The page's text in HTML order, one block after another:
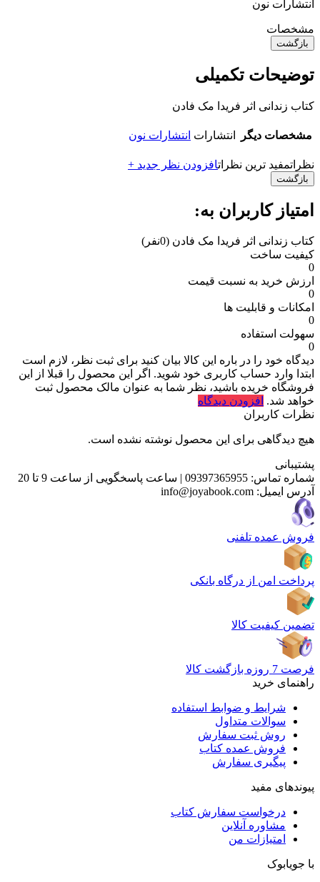
انتشارات نون
مشخصات
بازگشت
توضیحات تکمیلی
کتاب زندانی اثر فریدا مک فادن
مشخصات دیگر انتشارات انتشارات نون
نظراتمفید ترین نظراتافزودن نظر جدید +
بازگشت
امتیاز کاربران به:
کتاب زندانی اثر فریدا مک فادن (0نفر)
کیفیت ساخت
0
ارزش خرید به نسبت قیمت
0
امکانات و قابلیت ها
0
سهولت استفاده
0
دیدگاه خود را در باره این کالا بیان کنید برای ثبت نظر، لازم است
ابتدا وارد حساب کاربری خود شوید. اگر این محصول را قبلا از این
فروشگاه خریده باشید، نظر شما به عنوان مالک محصول ثبت
خواهد شد. افزودن دیدگاه
نظرات کاربران
هیچ دیدگاهی برای این محصول نوشته نشده است.
پشتیبانی
شماره تماس: 09397365955
| ساعت پاسخگویی از ساعت 9 تا 20
آدرس ایمیل: info@joyabook.com
فروش عمده تلفنی
پرداخت امن از درگاه بانکی
تضمین کیفیت کالا
فرصت 7 روزه بازگشت کالا
راهنمای خرید
شرایط و ضوابط استفاده
سوالات متداول
روش ثبت سفارش
فروش عمده کتاب
پیگیری سفارش
پیوندهای مفید
درخواست سفارش کتاب
مشاوره آنلاین
امتیازات من
با جویابوک